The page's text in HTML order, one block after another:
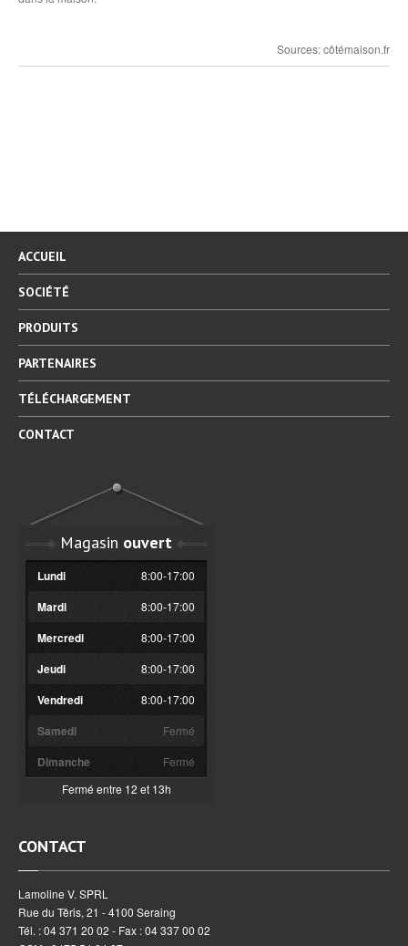
Sources: côtémaison.fr
ACCUEIL
SOCIÉTÉ
PRODUITS
PARTENAIRES
TÉLÉCHARGEMENT
CONTACT
Magasin ouvert
Lundi 8:00-17:00
Mardi 8:00-17:00
Mercredi 8:00-17:00
Jeudi 8:00-17:00
Vendredi 8:00-17:00
Samedi Fermé
Dimanche
Fermé
Fermé entre 12 et 13h
CONTACT
Lamoline V. SPRL
Rue du Têris, 21 - 4100 Seraing
Tél. : 04 371 20 02 - Fax : 04 337 00 02